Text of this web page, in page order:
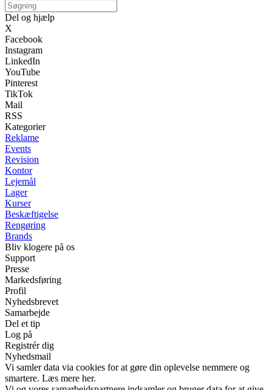
Del og hjælp
X
Facebook
Instagram
LinkedIn
YouTube
Pinterest
TikTok
Mail
RSS
Kategorier
Reklame
Events
Revision
Kontor
Lejemål
Lager
Kurser
Beskæftigelse
Rengøring
Brands
Bliv klogere på os
Support
Presse
Markedsføring
Profil
Nyhedsbrevet
Samarbejde
Del et tip
Log på
Registrér dig
Nyhedsmail
Vi samler data via cookies for at gøre din oplevelse nemmere og
smartere. Læs mere her.